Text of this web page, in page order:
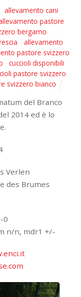
allevamento cani
pastore
bergamo
allevamento
pastore svizzero
cuccioli disponibili
pastore svizzero
svizzero bianco
del Branco
2014 ed è lo
Verlen
des Brumes
0
n/n, mdr1 +/-